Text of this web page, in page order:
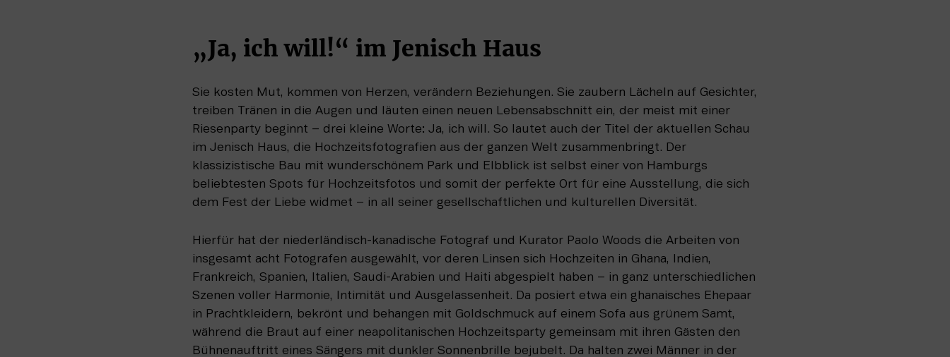
„Ja, ich will!“ im Jenisch Haus
Sie kosten Mut, kommen von Herzen, verändern Beziehungen. Sie zaubern Lächeln auf Gesichter,
treiben Tränen in die Augen und läuten einen neuen Lebensabschnitt ein, der meist mit einer
Riesenparty beginnt – drei kleine Worte: Ja, ich will. So lautet auch der Titel der aktuellen Schau
im Jenisch Haus, die Hochzeitsfotografien aus der ganzen Welt zusammenbringt. Der
klassizistische Bau mit wunderschönem Park und Elbblick ist selbst einer von Hamburgs
beliebtesten Spots für Hochzeitsfotos und somit der perfekte Ort für eine Ausstellung, die sich
dem Fest der Liebe widmet – in all seiner gesellschaftlichen und kulturellen Diversität.
Hierfür hat der niederländisch-kanadische Fotograf und Kurator Paolo Woods die Arbeiten von
insgesamt acht Fotografen ausgewählt, vor deren Linsen sich Hochzeiten in Ghana, Indien,
Frankreich, Spanien, Italien, Saudi-Arabien und Haiti abgespielt haben – in ganz unterschiedlichen
Szenen voller Harmonie, Intimität und Ausgelassenheit. Da posiert etwa ein ghanaisches Ehepaar
in Prachtkleidern, bekrönt und behangen mit Goldschmuck auf einem Sofa aus grünem Samt,
während die Braut auf einer neapolitanischen Hochzeitsparty gemeinsam mit ihren Gästen den
Bühnenauftritt eines Sängers mit dunkler Sonnenbrille bejubelt. Da halten zwei Männer in der